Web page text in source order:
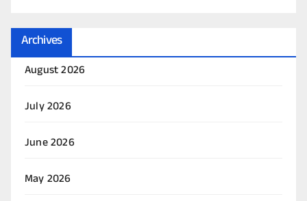
Archives
August 2026
July 2026
June 2026
May 2026